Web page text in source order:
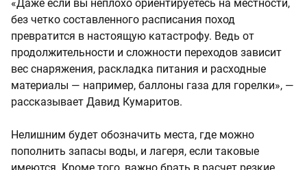
«Даже если вы неплохо ориентируетесь на местности,
без четко составленного расписания поход
превратится в настоящую катастрофу. Ведь от
продолжительности и сложности переходов зависит
вес снаряжения, раскладка питания и расходные
материалы — например, баллоны газа для горелки», —
рассказывает Давид Кумаритов.
Нелишним будет обозначить места, где можно
пополнить запасы воды, и лагеря, если таковые
имеются. Кроме того, важно брать в расчет резкие